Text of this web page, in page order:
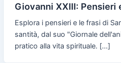
Giovanni XXIII: Pensieri
Esplora i pensieri e le frasi di
santità, dal suo "Giornale
pratico alla vita spirituale. […]